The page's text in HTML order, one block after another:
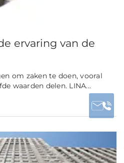
ervaring van de
om zaken te doen, vooral
waarden delen. LINA...